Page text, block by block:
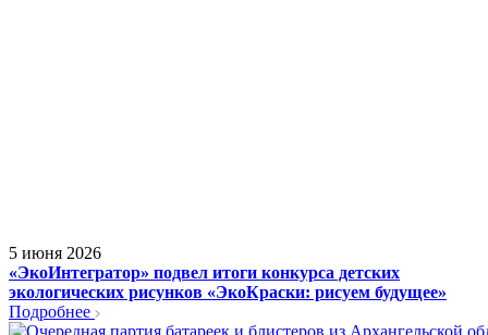
5 июня 2026
«ЭкоИнтегратор» подвел итоги конкурса детских
экологических рисунков «ЭкоКраски: рисуем будущее»
Подробнее